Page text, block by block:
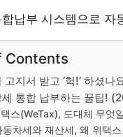
Contents
고지서 받고 ‘헉!’ 하셨
통합 납부하는 꿀팁!
스(WeTax), 도대체 무엇
동차세와 재산세, 왜 위택